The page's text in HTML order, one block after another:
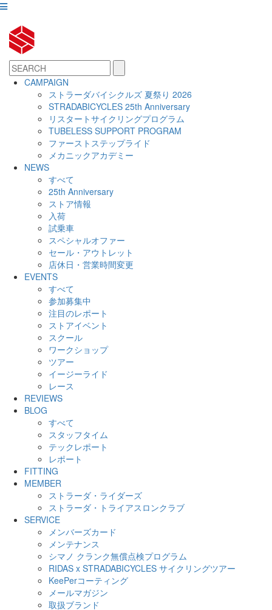
CAMPAIGN
ストラーダバイシクルズ 夏祭り 2026
STRADABICYCLES 25th Anniversary
リスタートサイクリングプログラム
TUBELESS SUPPORT PROGRAM
ファーストステップライド
メカニックアカデミー
NEWS
すべて
25th Anniversary
ストア情報
入荷
試乗車
スペシャルオファー
セール・アウトレット
店休日・営業時間変更
EVENTS
すべて
参加募集中
注目のレポート
ストアイベント
スクール
ワークショップ
ツアー
イージーライド
レース
REVIEWS
BLOG
すべて
スタッフタイム
テックレポート
レポート
FITTING
MEMBER
ストラーダ・ライダーズ
ストラーダ・トライアスロンクラブ
SERVICE
メンバーズカード
メンテナンス
シマノ クランク無償点検プログラム
RIDAS x STRADABICYCLES サイクリングツアー
KeePerコーティング
メールマガジン
取扱ブランド